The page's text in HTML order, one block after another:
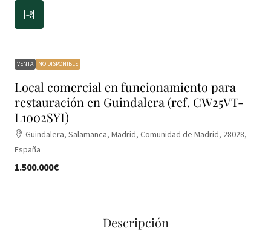
VENTA NO DISPONIBLE
Local comercial en funcionamiento para
restauración en Guindalera (ref. CW25VT-
L1002SYI)
Guindalera, Salamanca, Madrid, Comunidad de Madrid, 28028,
España
1.500.000€
Descripción